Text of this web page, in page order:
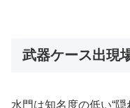
武器ケース出現
水門は知名度の低い“隠